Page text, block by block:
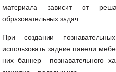
материала зависит от
образовательных задач.
При создании
использовать задние панели
них баннер познавательного